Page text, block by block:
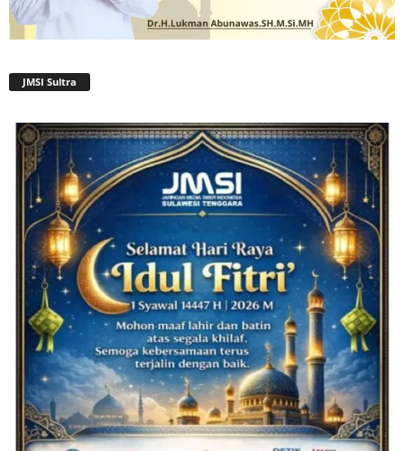
JMSI Sultra